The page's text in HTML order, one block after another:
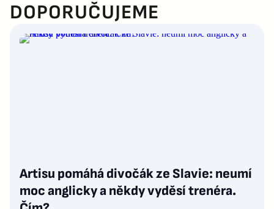
DOPORUČUJEME
Artisu pomáhá divočák ze Slavie: neumí
moc anglicky a někdy vyděsí trenéra.